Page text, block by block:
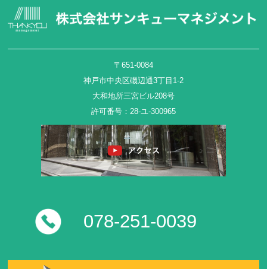
〒651-0084
神戸市中央区磯辺通3丁目1-2
大和地所三宮ビル208号
許可番号：28-ユ-300965
078-251-0039